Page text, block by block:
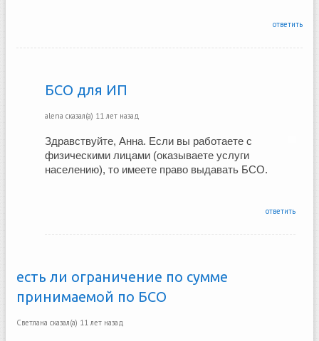
ответить
БСО для ИП
alena сказал(а) 11 лет назад
Здравствуйте, Анна. Если вы работаете с
физическими лицами (оказываете услуги
населению), то имеете право выдавать БСО.
ответить
есть ли ограничение по сумме
принимаемой по БСО
Светлана сказал(а) 11 лет назад